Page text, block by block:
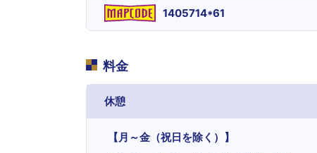
1405714*61
料金
休憩
【月～金（祝日を除く）】